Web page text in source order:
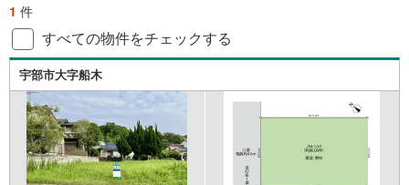
1 件
すべての物件をチェックする
宇部市大字船木